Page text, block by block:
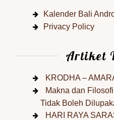
Kalender Bali
Privacy Policy
Artiket
KRODHA –
Makna dan
Tidak Boleh
HARI RAYA